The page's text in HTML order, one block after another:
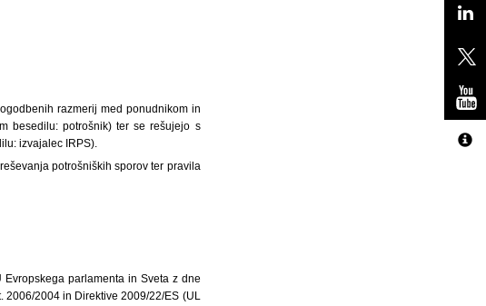
razmerij med ponudnikom in
besedilu: potrošnik) ter se rešujejo s
izvajalec IRPS).
potrošniških sporov ter pravila
parlamenta in Sveta z dne
2006/2004 in Direktive 2009/22/ES (UL